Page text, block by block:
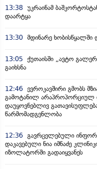
13:38 უკრაინამ
დაარტყა
13:30 მდინარე
13:05 ქუთაისში „ავტო
გაიხსნა
12:46 ევროკავშირი გმობს
გამოტანილ არაპროპორციულ
დაუყოვნებლივ
წარმომადგენლობა
12:36 გავრცელებული
დაკავებული ნია იმნაძე
იზოლატორში გადაიყვანეს